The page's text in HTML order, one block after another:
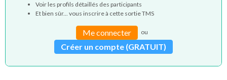
Voir les profils détaillés des participants
Et bien sûr... vous inscrire à cette sortie TMS
Me connecter ou
Créer un compte (GRATUIT)